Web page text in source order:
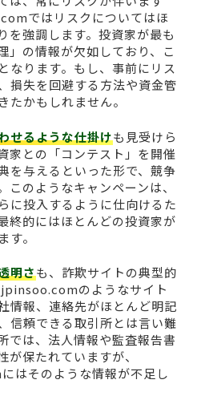
ではリスクについてはほ
を強調します。投資家が最も
」の情報が欠如しており、こ
なります。もし、事前にリス
損失を回避する方法や資金管
たかもしれません。
せるような仕掛けも見受けら
家との「コンテスト」を開催
を与えるといった形で、競争
のようなキャンペーンは、
に投入するように仕向けるた
終的にはほとんどの投資家が
。
明さも、詐欺サイトの典型的
のようなサイト
情報、連絡先がほとんど明記
信頼できる取引所とは言い難
では、法人情報や監査報告書
保たれていますが、
そのような情報が不足し